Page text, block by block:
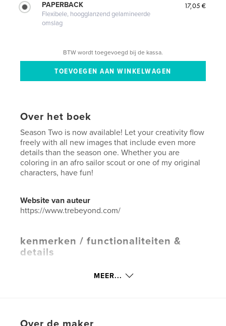
PAPERBACK
Flexibele, hoogglanzend gelamineerde
omslag
17,05 €
BTW wordt toegevoegd bij de kassa.
Over het boek
Season Two is now available! Let your creativity flow
freely with all new images that include even more
details than the season one. Whether you are
coloring in an afro sailor scout or one of my original
characters, have fun!
Website van auteur
https://www.trebeyond.com/
kenmerken / functionaliteiten &
details
Aantal pagina's:
MEER...